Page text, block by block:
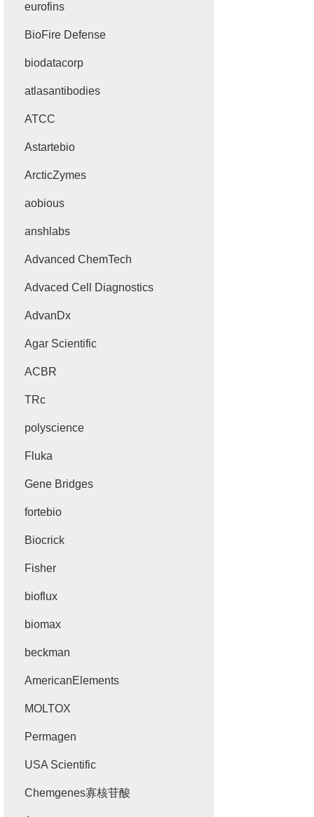
eurofins
BioFire Defense
biodatacorp
atlasantibodies
ATCC
Astartebio
ArcticZymes
aobious
anshlabs
Advanced ChemTech
Advaced Cell Diagnostics
AdvanDx
Agar Scientific
ACBR
TRc
polyscience
Fluka
Gene Bridges
fortebio
Biocrick
Fisher
bioflux
biomax
beckman
AmericanElements
MOLTOX
Permagen
USA Scientific
Chemgenes寡核苷酸